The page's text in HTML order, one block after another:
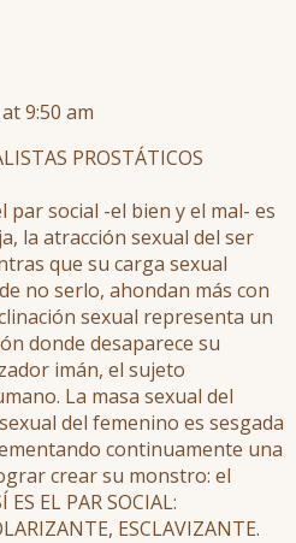
9:50 am
PROSTÁTICOS
par social -el bien y el mal- es
la atracción sexual del ser
que su carga sexual
no serlo, ahondan más con
sexual representa un
donde desaparece su
imán, el sujeto
La masa sexual del
del femenino es sesgada
continuamente una
crear su monstro: el
EL PAR SOCIAL:
ESCLAVIZANTE.